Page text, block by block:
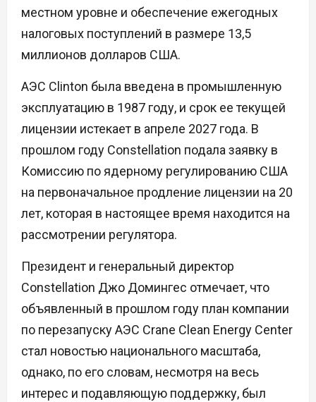
местном уровне и обеспечение ежегодных
налоговых поступлений в размере 13,5
миллионов долларов США.
АЭС Clinton была введена в промышленную
эксплуатацию в 1987 году, и срок ее текущей
лицензии истекает в апреле 2027 года. В
прошлом году Constellation подала заявку в
Комиссию по ядерному регулированию США
на первоначальное продление лицензии на 20
лет, которая в настоящее время находится на
рассмотрении регулятора.
Президент и генеральный директор
Constellation Джо Домингес отмечает, что
объявленный в прошлом году план компании
по перезапуску АЭС Crane Clean Energy Center
стал новостью национального масштаба,
однако, по его словам, несмотря на весь
интерес и подавляющую поддержку, был